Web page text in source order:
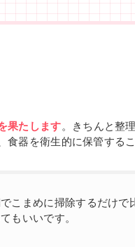
果たします。きちんと整
器を衛生的に保管するこ
こまめに掃除するだけで
もいいです。